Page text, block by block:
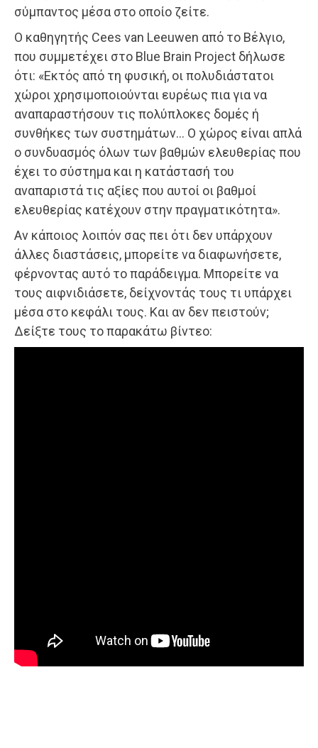
σύμπαντος μέσα στο οποίο ζείτε.
Ο καθηγητής Cees van Leeuwen από το Βέλγιο,
που συμμετέχει στο Blue Brain Project δήλωσε
ότι: «Εκτός από τη φυσική, οι πολυδιάστατοι
χώροι χρησιμοποιούνται ευρέως πια για να
αναπαραστήσουν τις πολύπλοκες δομές ή
συνθήκες των συστημάτων… Ο χώρος είναι απλά
ο συνδυασμός όλων των βαθμών ελευθερίας που
έχει το σύστημα και η κατάστασή του
αναπαριστά τις αξίες που αυτοί οι βαθμοί
ελευθερίας κατέχουν στην πραγματικότητα».
Αν κάποιος λοιπόν σας πει ότι δεν υπάρχουν
άλλες διαστάσεις, μπορείτε να διαφωνήσετε,
φέρνοντας αυτό το παράδειγμα. Μπορείτε να
τους αιφνιδιάσετε, δείχνοντάς τους τι υπάρχει
μέσα στο κεφάλι τους. Και αν δεν πειστούν;
Δείξτε τους το παρακάτω βίντεο: